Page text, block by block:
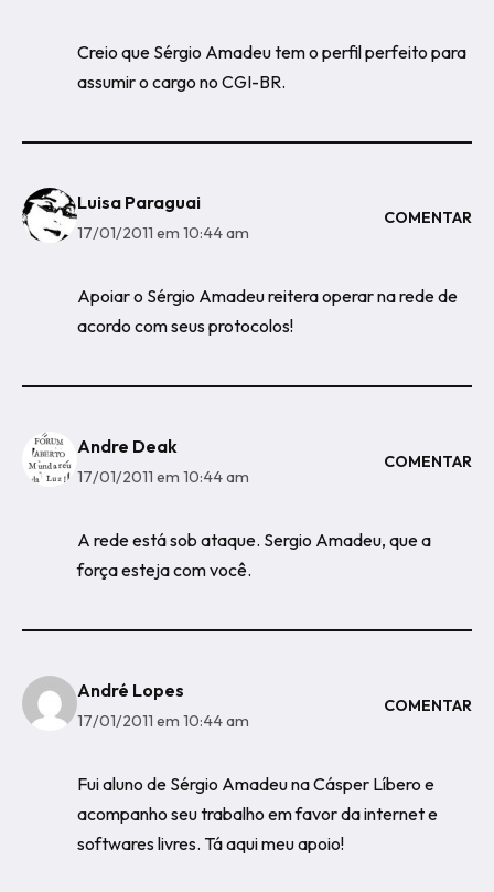
Creio que Sérgio Amadeu tem o perfil perfeito para
assumir o cargo no CGI-BR.
Luisa Paraguai
17/01/2011 em 10:44 am
COMENTAR
Apoiar o Sérgio Amadeu reitera operar na rede de
acordo com seus protocolos!
Andre Deak
17/01/2011 em 10:44 am
COMENTAR
A rede está sob ataque. Sergio Amadeu, que a
força esteja com você.
André Lopes
17/01/2011 em 10:44 am
COMENTAR
Fui aluno de Sérgio Amadeu na Cásper Líbero e
acompanho seu trabalho em favor da internet e
softwares livres. Tá aqui meu apoio!